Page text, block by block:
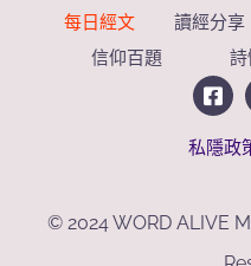
每日經文 讀經分享
信仰百題
詩
私隱政
© 2024 WORD ALIVE